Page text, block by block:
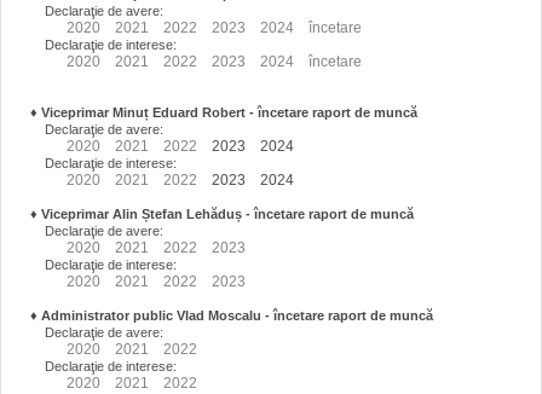
Declaraţie de avere:
2020 2021 2022 2023 2024 încetare
Declaraţie de interese:
2020 2021 2022 2023 2024 încetare
♦ Viceprimar Minuț Eduard Robert - încetare raport de muncă
Declaraţie de avere:
2020 2021 2022 2023 2024
Declaraţie de interese:
2020 2021 2022 2023 2024
♦ Viceprimar Alin Ștefan Lehăduș - încetare raport de muncă
Declaraţie de avere:
2020 2021 2022 2023
Declaraţie de interese:
2020 2021 2022 2023
♦ Administrator public Vlad Moscalu - încetare raport de muncă
Declaraţie de avere:
2020 2021 2022
Declaraţie de interese:
2020 2021 2022